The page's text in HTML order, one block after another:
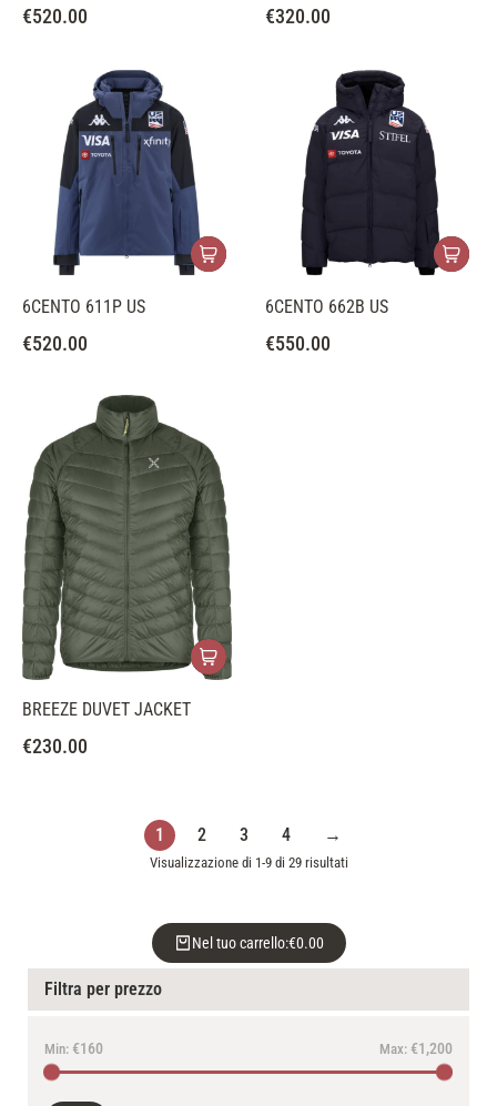
Nel tuo carrello:€0.00
Filtra per prezzo
Min: €160 Max: €1,200
€520.00 €320.00
6CENTO 611P US
€520.00
6CENTO 662B US
€550.00
BREEZE DUVET JACKET
€230.00
1 2 3 4 →
Visualizzazione di 1-9 di 29 risultati